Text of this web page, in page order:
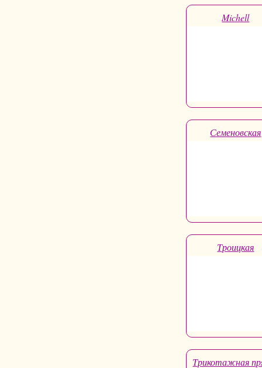
Michell
Семеновская
Троицкая
Трикотажная